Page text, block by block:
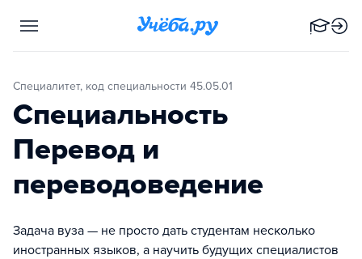
Специалитет, код специальности 45.05.01
Специальность
Перевод и
переводоведение
Задача вуза — не просто дать студентам несколько
иностранных языков, а научить будущих специалистов